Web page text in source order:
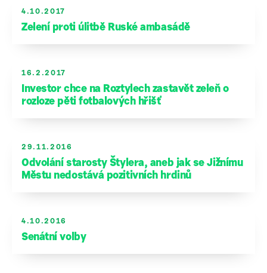
4.10.2017
Zelení proti úlitbě Ruské ambasádě
16.2.2017
Investor chce na Roztylech zastavět zeleň o
rozloze pěti fotbalových hřišť
29.11.2016
Odvolání starosty Štylera, aneb jak se Jižnímu
Městu nedostává pozitivních hrdinů
4.10.2016
Senátní volby